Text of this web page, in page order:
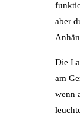
aber
Die
am
wenn